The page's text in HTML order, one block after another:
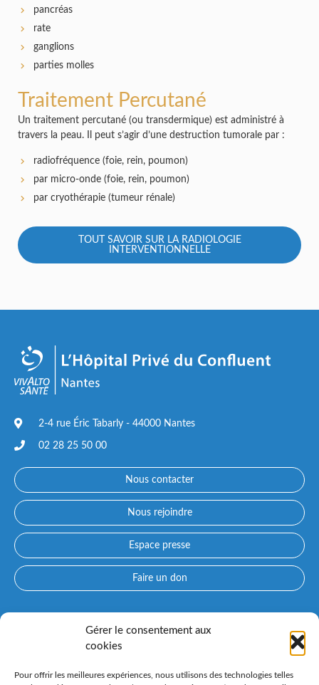
Gérer le consentement aux
cookies
Pour offrir les meilleures expériences, nous utilisons des technologies telles
pancréas
rate
ganglions
parties molles
Traitement Percutané
Un traitement percutané (ou transdermique) est administré à
travers la peau. Il peut s’agir d’une destruction tumorale par :
radiofréquence (foie, rein, poumon)
par micro-onde (foie, rein, poumon)
par cryothérapie (tumeur rénale)
TOUT SAVOIR SUR LA RADIOLOGIE
INTERVENTIONNELLE
2-4 rue Éric Tabarly - 44000 Nantes
02 28 25 50 00
Nous contacter
Nous rejoindre
Espace presse
Faire un don
Qui sommes-nous ?
Prendre rendez-vous avec un médecin